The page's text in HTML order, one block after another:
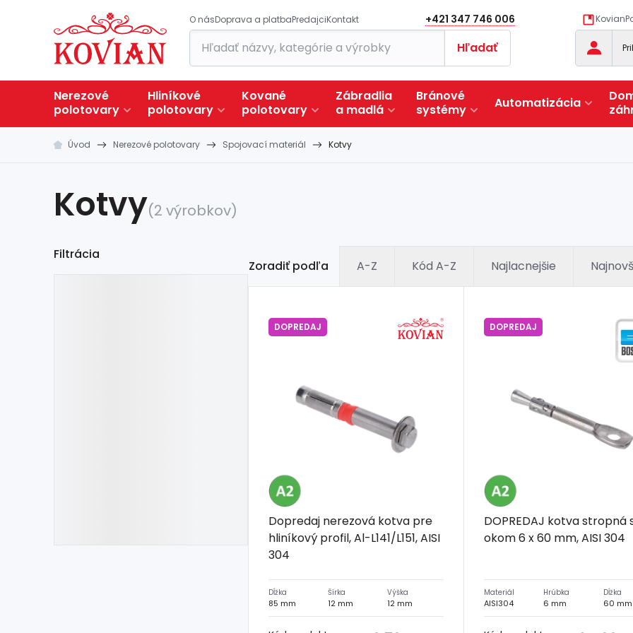
O násDoprava a platbaPredajciKontakt +421 347 746 006
Hľadať
Nerezové
polotovary
Hliníkové
polotovary
Kované
polotovary
Zábradlia
a madlá
Bránové
systémy
Automatizácia
Úvod Nerezové polotovary Spojovací materiál Kotvy
Kotvy(2 výrobkov)
Filtrácia
Zoradiť podľa A-Z Kód A-Z Najlacnejšie
DOPREDAJ
Dopredaj nerezová kotva pre
hliníkový profil, Al-L141/L151, AISI
304
Dĺžka
85 mm
Šírka
12 mm
Výška
12 mm
DOPREDAJ
DOPREDAJ kotva stropná
okom 6 x 60 mm, AISI 304
Materiál
AISI304
Hrúbka
6 mm
Dĺžka
60 mm